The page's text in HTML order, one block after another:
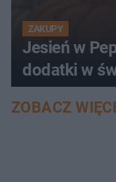
ZAKUPY
Jesień w
dodatki w
ZOBACZ